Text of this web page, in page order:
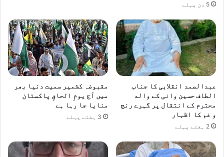
5 دن پہلے
عبدالصمد انقلابی کا جناب
الطاف حسین وانی کے والد
محترم کے انتقال پر گہرے رنج
و غم کا اظہار
2 ہفتے پہلے
مقبوضہ کشمیر سمیت دنیا بھر
میں آج یومِ الحاقِ پاکستان
منایا جا رہا ہے
3 ہفتے پہلے